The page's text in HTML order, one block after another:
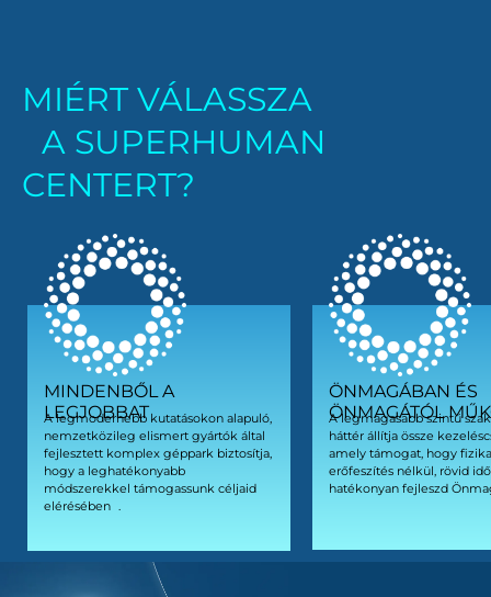
MIÉRT VÁLASSZA
A SUPERHUMAN
CENTERT?
MINDENBŐL A
LEGJOBBAT
A legmodernebb kutatásokon alapuló,
nemzetközileg elismert gyártók által
fejlesztett komplex géppark biztosítja,
hogy a leghatékonyabb
módszerekkel támogassunk céljaid
elérésében .
ÖNMAGÁBAN ÉS
ÖNMAGÁTÓL
A legmagasabb szintű
háttér állítja össze
amely támogat, hogy
erőfeszítés nélkül, rövid
hatékonyan fejleszd